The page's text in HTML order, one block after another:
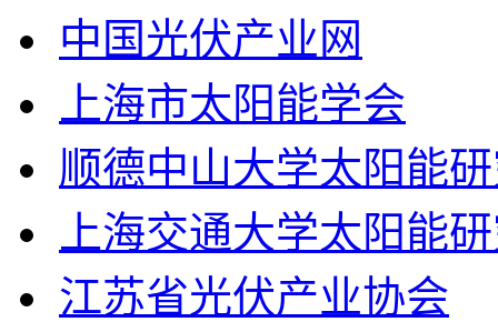
中国光伏产业网
上海市太阳能学会
顺德中山大学太阳能
上海交通大学太阳能
江苏省光伏产业协会